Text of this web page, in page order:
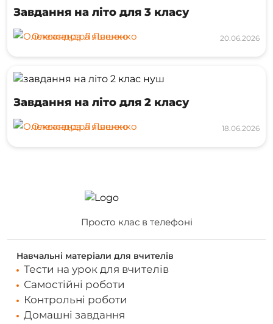
Завдання на літо для 3 класу
Олександра Ляшенко 20.06.2026
Завдання на літо для 2 класу
Олександра Ляшенко 18.06.2026
Просто клас в телефоні
Навчальні матеріали для вчителів
Тести на урок для вчителів
Самостійні роботи
Контрольні роботи
Домашні завдання